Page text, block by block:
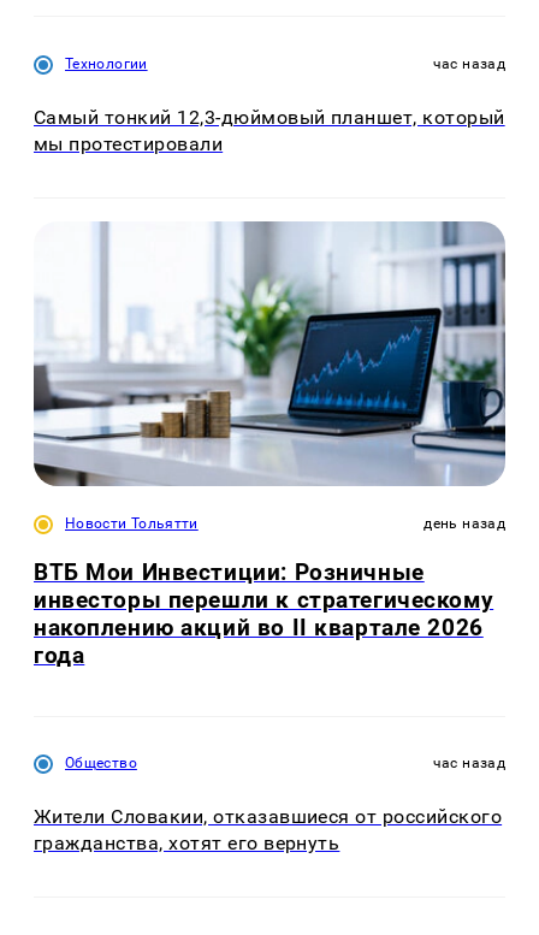
Технологии час назад
Самый тонкий 12,3-дюймовый планшет, который
мы протестировали
Новости Тольятти день назад
ВТБ Мои Инвестиции: Розничные
инвесторы перешли к стратегическому
накоплению акций во II квартале 2026
года
Общество час назад
Жители Словакии, отказавшиеся от российского
гражданства, хотят его вернуть